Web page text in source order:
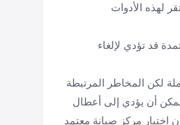
لهذه الأدوات
قد تؤدي لإلغاء
لكن المخاطر المرتبطة
يمكن أن يؤدي إلى أعطال
اختيار مركز صيانة معتمد